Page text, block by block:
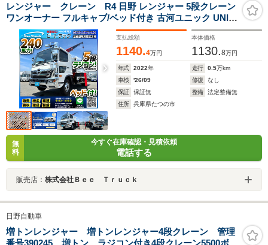
レンジャー クレーン R4 日野 レンジャー 5段クレーン
ワンオーナー フルキャブ/ベッド付き 古河ユニック UNIC
ラジコン フックイン 角足アウトリガー 6速MT マニュア
ル 4t 8t 中型 2368
支払総額
1140.4万円
本体価格
1130.8万円
年式 2022年 走行 0.5万km
車検
'26/09 修復
なし
保証
保証無 整備
法定整備無
住所
兵庫県たつの市
無
料
今すぐ在庫確認・見積依頼
電話する
販売店： 株式会社Ｂｅｅ Ｔｒｕｃｋ
日野自動車
増トンレンジャー 増トンレンジャー4段クレーン 管理
番号390245 増トン ラジコン付き4段クレーン5500ボデ